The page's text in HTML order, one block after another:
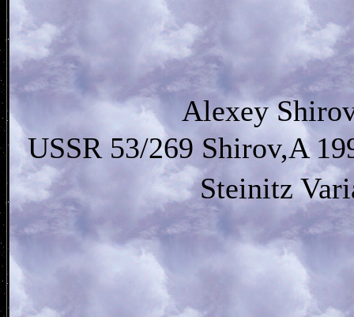
Alexey
USSR 53/269 Shirov,A
Steinitz